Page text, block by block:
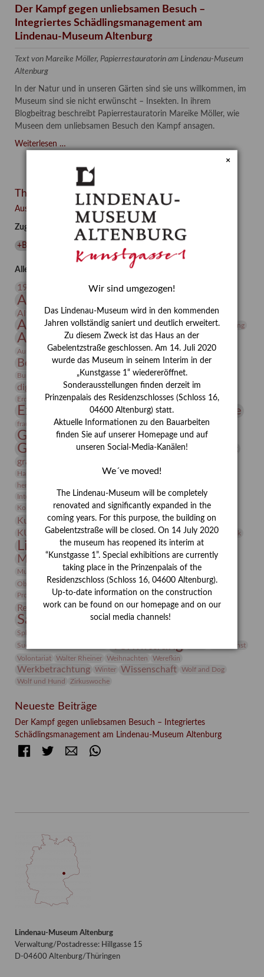
Der Kampf gegen unliebsamen Besuch –
Integriertes Schädlingsmanagement am
Lindenau-Museum Altenburg
Text von Mareike Möller, Papierrestauratorin am Lindenau-Museum
Altenburg
In der Natur und in unseren Gärten sind sie uns willkommen, im
Museum sind sie nicht erwünscht – Insekten. In ihrem
Blogbeitrag beschreibt Papierrestauratorin Mareike Möller, wie
Museen dem unliebsamen Besuch den Kampf ansagen.
Weiterlesen …Der
gegen
unliebsamen
Besuch
Integriertes
Schädlingsmanagement
am
Lindenau-
Themen
Ausgewählte Auszeichnungen zurücksetzen
Zugehörige Auszeichnungen
+Bibliothek
Alle Auszeichnungen (106)
19. Jahrhundert
20. Jahrhundert
Altenburg
Altenburger Praxisjahr Altenburger Schlossberg
Antike Architektur Archiv Archäologie Asta Gröting
Ausstellung
Ausstellung "Berliner Blätter"
Ausstellung „Vier Winde“
Bauhaus Berlin in den Zwanziger Jahren
Bernhard August von Lindenau Bibliothek
Burg Posterstein Conrad Felixmüller Depot Der Blaue Reiter
digitallabor Entartete Kunst
Enteignung
Erdmann Julius Dietrich
Erlebnisportal estrusker Exlibris
Expressionismus Festrede Florenz Fotografie
frauen Frauen in der Antike und heute
Gerhard-Altenbourg-Preis
Gerhard Altenbourg
Gerhard Kurt Müller
Grafik
grafische sammlung
Hanns-Conon von der Gabelentz Heinrich Kirchhoff
herman de vries
Integriertes Schädlingsmanagement
Italien Jahresempfang
Jubiläum
Kolosseum
Kooperationsausstellung Korkmodelle Kunst
Kunstmuseum Kunstvermittlung Kunst von Kühl
KUNSTWAND Kurs Künstler Künstlerin Lehmbruck
Lindenau-Museum Marstall Messeakademie
Museumsgeschichte Museumsnacht
Museumspädagogik Mäzen Napoleon Natur
Neue Remise
Objekt im Fokus
Paul Klee Peter Schnürpel Phelloplastik
Pohlhof
Provenienz
Provenienzforschung
Restaurierung Restitution Rudi Lesser Ruth Wolf-Rehfeld
Sammlung Samstagszeichner Skulptur
Sphinx
Suermondt-Ludwig-Museum
Vermittlung
Videokunst
Volontariat
Walter Rheiner Weihnachten Werefkin
Werkbetrachtung Winter Wissenschaft
Wolf and Dog
Wolf und Hund
Zirkuswoche
Neueste Beiträge
Der Kampf gegen unliebsamen Besuch – Integriertes
Schädlingsmanagement am Lindenau-Museum Altenburg
FacebookTwitter E-mail
Lindenau-Museum Altenburg
Verwaltung/Postadresse: Hillgasse 15
D-04600 Altenburg/Thüringen
×
Wir sind umgezogen!
Das Lindenau-Museum wird in den kommenden
Jahren vollständig saniert und deutlich erweitert.
Zu diesem Zweck ist das Haus an der
Gabelentzstraße geschlossen. Am 14. Juli 2020
wurde das Museum in seinem Interim in der
„Kunstgasse 1“ wiedereröffnet.
Sonderausstellungen finden derzeit im
Prinzenpalais des Residenzschlosses (Schloss 16,
04600 Altenburg) statt.
Aktuelle Informationen zu den Bauarbeiten
finden Sie auf unserer Homepage und auf
unseren Social-Media-Kanälen!
We´ve moved!
The Lindenau-Museum will be completely
renovated and significantly expanded in the
coming years. For this purpose, the building on
Gabelentzstraße will be closed. On 14 July 2020
the museum has reopened its interim at
“Kunstgasse 1”. Special exhibitions are currently
taking place in the Prinzenpalais of the
Residenzschloss (Schloss 16, 04600 Altenburg).
Up-to-date information on the construction
work can be found on our homepage and on our
social media channels!